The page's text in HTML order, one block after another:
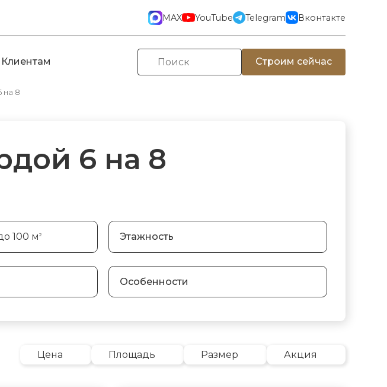
MAX YouTube Telegram Вконтакте
Клиентам Строим сейчас
на 8
6 на 8
100 м2 Этажность
Особенности
Цена Площадь Размер Акция